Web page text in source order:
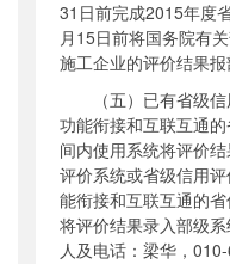
31 日前完成2015年度
月 15日前将国务院有
施工企业的评价结果报
（五）已有省级
功能衔接和互联互通
间内使用系统将评价
评价系统或省级信用
能衔接和互联互通的
将评价结果录入部级
人及电话：梁华，